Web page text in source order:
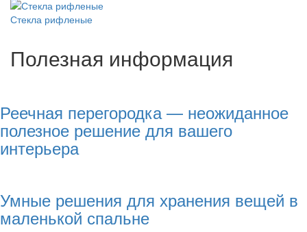
Стекла рифленые
Полезная информация
Реечная перегородка — неожиданное
полезное решение для вашего
интерьера
Умные решения для хранения вещей в
маленькой спальне